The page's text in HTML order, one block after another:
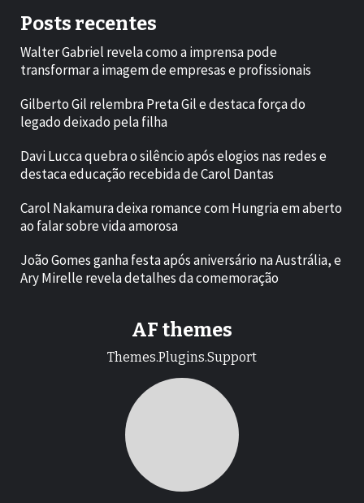
Posts recentes
Walter Gabriel revela como a imprensa pode
transformar a imagem de empresas e profissionais
Gilberto Gil relembra Preta Gil e destaca força do
legado deixado pela filha
Davi Lucca quebra o silêncio após elogios nas redes e
destaca educação recebida de Carol Dantas
Carol Nakamura deixa romance com Hungria em aberto
ao falar sobre vida amorosa
João Gomes ganha festa após aniversário na Austrália, e
Ary Mirelle revela detalhes da comemoração
AF themes
Themes.Plugins.Support